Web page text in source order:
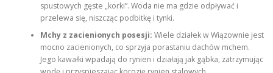
spustowych gęste „korki”. Woda nie ma gdzie odpływać i
przelewa się, niszcząc podbitkę i tynki.
Mchy z zacienionych posesji: Wiele działek w Wiązownie jest
mocno zacienionych, co sprzyja porastaniu dachów mchem.
Jego kawałki wpadają do rynien i działają jak gąbka, zatrzymując